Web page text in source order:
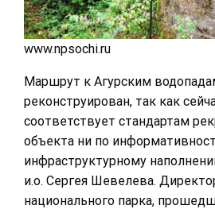
www.npsochi.ru
Маршрут к Агурским
реконструирован, так как
соответствует стандартам
объекта ни по
инфраструктурному
и.о. Сергея Шевелева.
национального парка,